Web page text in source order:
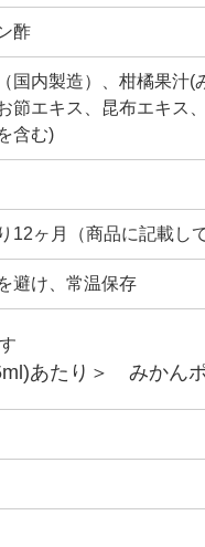
酢
国内製造）、柑橘果汁
節エキス、昆布エキス
含む)
12ヶ月（商品に記載し
避け、常温保存
あたり＞ みかん